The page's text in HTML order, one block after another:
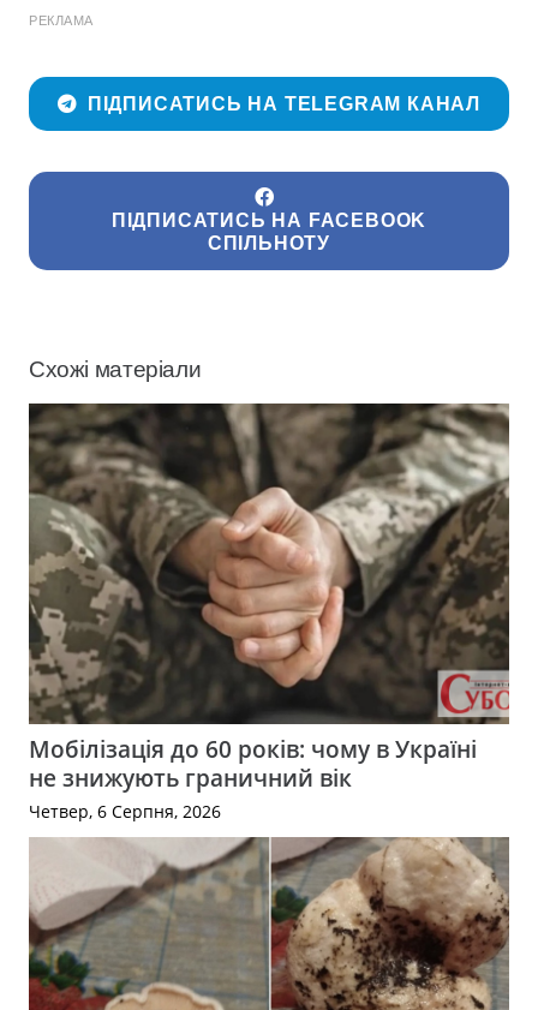
РЕКЛАМА
ПІДПИСАТИСЬ НА TELEGRAM КАНАЛ
ПІДПИСАТИСЬ НА FACEBOOK
СПІЛЬНОТУ
Схожі матеріали
Мобілізація до 60 років: чому в Україні
не знижують граничний вік
Четвер, 6 Серпня, 2026